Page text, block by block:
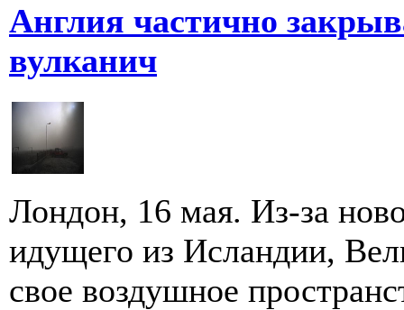
Англия частично
вулканич
Лондон, 16 мая. Из-за
идущего из Исландии,
свое воздушное